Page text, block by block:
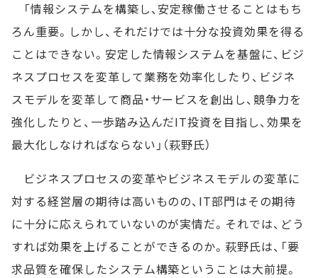
「情報システムを構築し、安定稼働させることはもち
ろん重要。しかし、それだけでは十分な投資効果を得る
ことはできない。安定した情報システムを基盤に、ビジ
ネスプロセスを変革して業務を効率化したり、ビジネ
スモデルを変革して商品・サービスを創出し、競争力を
強化したりと、一歩踏み込んだIT投資を目指し、効果を
最大化しなければならない」（萩野氏）
ビジネスプロセスの変革やビジネスモデルの変革に
対する経営層の期待は高いものの、IT部門はその期待
に十分に応えられていないのが実情だ。それでは、どう
すれば効果を上げることができるのか。萩野氏は、「要
求品質を確保したシステム構築ということは大前提。